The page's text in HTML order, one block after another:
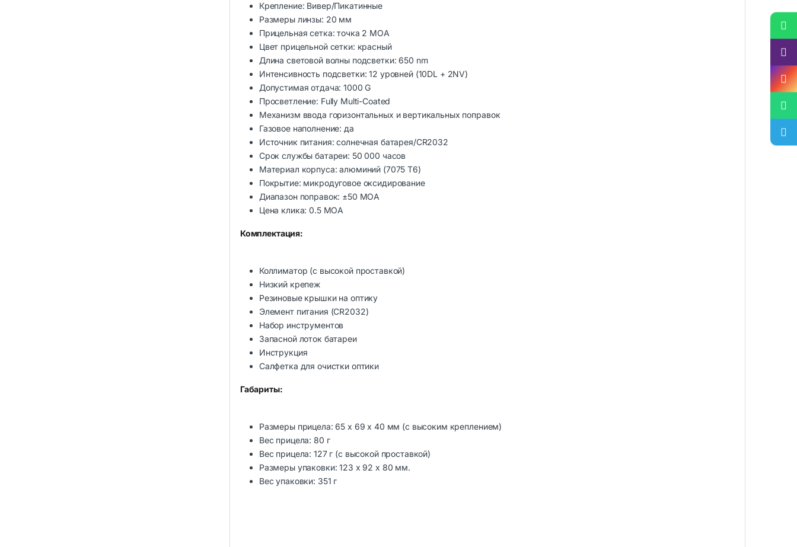
Крепление: Вивер/Пикатинные
Размеры линзы: 20 мм
Прицельная сетка: точка 2 МОА
Цвет прицельной сетки: красный
Длина световой волны подсветки: 650 nm
Интенсивность подсветки: 12 уровней (10DL + 2NV)
Допустимая отдача: 1000 G
Просветление: Fully Multi-Coated
Механизм ввода горизонтальных и вертикальных поправок
Газовое наполнение: да
Источник питания: солнечная батарея/CR2032
Срок службы батареи: 50 000 часов
Материал корпуса: алюминий (7075 T6)
Покрытие: микродуговое оксидирование
Диапазон поправок: ±50 МОА
Цена клика: 0.5 МОА
Комплектация:
Коллиматор (с высокой проставкой)
Низкий крепеж
Резиновые крышки на оптику
Элемент питания (CR2032)
Набор инструментов
Запасной лоток батареи
Инструкция
Салфетка для очистки оптики
Габариты:
Размеры прицела: 65 x 69 x 40 мм (с высоким креплением)
Вес прицела: 80 г
Вес прицела: 127 г (с высокой проставкой)
Размеры упаковки: 123 x 92 x 80 мм.
Вес упаковки: 351 г